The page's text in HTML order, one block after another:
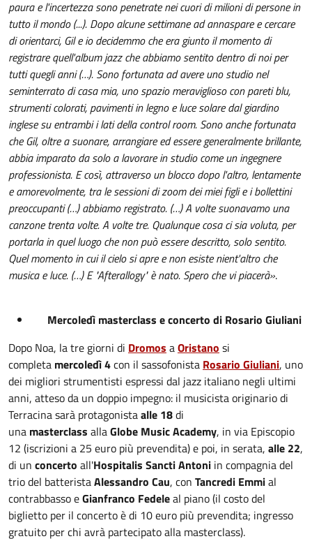
paura e l'incertezza sono penetrate nei cuori di milioni di persone in
tutto il mondo (...). Dopo alcune settimane ad annaspare e cercare
di orientarci, Gil e io decidemmo che era giunto il momento di
registrare quell'album jazz che abbiamo sentito dentro di noi per
tutti quegli anni (…). Sono fortunata ad avere uno studio nel
seminterrato di casa mia, uno spazio meraviglioso con pareti blu,
strumenti colorati, pavimenti in legno e luce solare dal giardino
inglese su entrambi i lati della control room. Sono anche fortunata
che Gil, oltre a suonare, arrangiare ed essere generalmente brillante,
abbia imparato da solo a lavorare in studio come un ingegnere
professionista. E così, attraverso un blocco dopo l'altro, lentamente
e amorevolmente, tra le sessioni di zoom dei miei figli e i bollettini
preoccupanti (…) abbiamo registrato. (…) A volte suonavamo una
canzone trenta volte. A volte tre. Qualunque cosa ci sia voluta, per
portarla in quel luogo che non può essere descritto, solo sentito.
Quel momento in cui il cielo si apre e non esiste nient'altro che
musica e luce. (…) E "Afterallogy" è nato. Spero che vi piacerà».
Mercoledì masterclass e concerto di Rosario Giuliani
Dopo Noa, la tre giorni di Dromos aOristano si
completa mercoledì 4con il sassofonista Rosario Giuliani, uno
dei migliori strumentisti espressi dal jazz italiano negli ultimi
anni, atteso da un doppio impegno: il musicista originario di
Terracina sarà protagonistaalle 18di
una masterclass allaGlobe Music Academy, in via Episcopio
12 (iscrizioni a 25 euro più prevendita) e poi, in serata, alle 22,
di un concerto all'Hospitalis Sancti Antoni in compagnia del
trio del batteristaAlessandro Cau, con Tancredi Emmial
contrabbasso eGianfranco Fedeleal piano (il costo del
biglietto per il concerto è di 10 euro più prevendita; ingresso
gratuito per chi avrà partecipato alla masterclass).